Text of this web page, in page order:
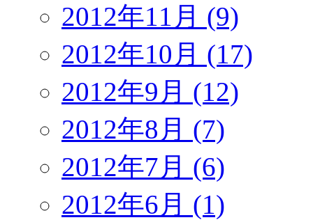
2012年11月 (9)
2012年10月 (17)
2012年9月 (12)
2012年8月 (7)
2012年7月 (6)
2012年6月 (1)